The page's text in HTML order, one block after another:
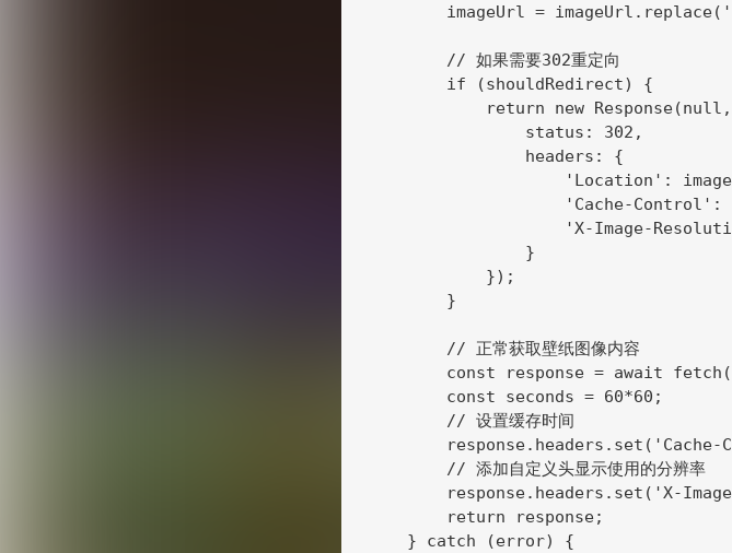
imageUrl =
        // 如果需要302重定向
        if (shouldRedirect) {
return new
                status: 302,
                headers: {
'Location':
'Cache-Control':
'X-Image-
                }
            });
        }
        // 正常获取壁纸图像内容
const response = await
        const seconds = 60*60;
        // 设置缓存时间
response.headers.set('Cache-
        // 添加自定义头显示使用的分辨率
response.headers.set('X-
        return response;
    } catch (error) {